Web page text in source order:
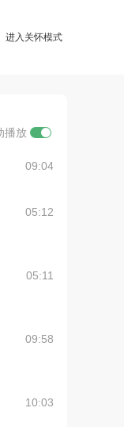
进入关怀模式
播放
09:04
05:12
05:11
09:58
10:03